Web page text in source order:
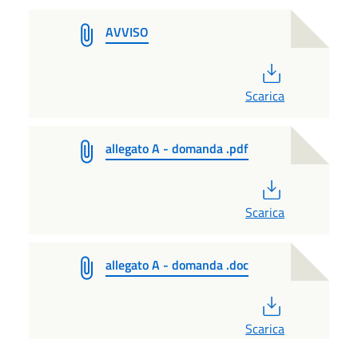
AVVISO
Scarica
allegato A - domanda .pdf
Scarica
allegato A - domanda .doc
Scarica